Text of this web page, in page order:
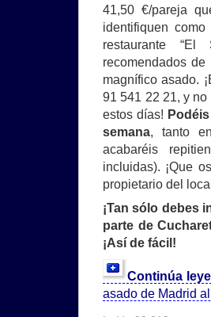
41,50 €/pareja
identifiquen
restaurante
recomendados
magnífico asado.
91 541 22 21, y
estos días!
semana, tanto
acabaréis
incluidas). ¡Que
propietario del
¡Tan sólo debes
parte de
¡Así de fácil!
Continúa
asado de Madrid